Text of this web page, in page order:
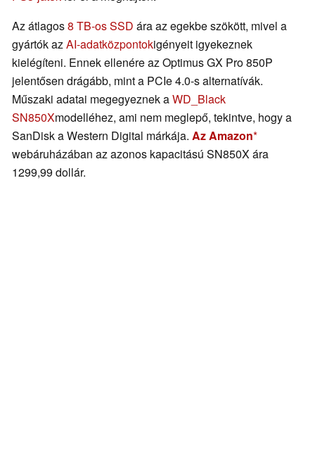
Az átlagos8 TB-os SSD ára az egekbe szökött, mivel a
gyártók azAI-adatközpontokigényeit igyekeznek
kielégíteni. Ennek ellenére az Optimus GX Pro 850P
jelentősen drágább, mint a PCIe 4.0-s alternatívák.
Műszaki adatai megegyeznek aWD_Black
SN850Xmodelléhez, ami nem meglepő, tekintve, hogy a
SanDisk a Western Digital márkája. Az Amazon
webáruházában az azonos kapacitású SN850X ára
1299,99 dollár.